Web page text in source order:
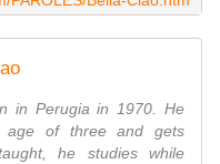
in Perugia in 1970. He
age of three and gets
he studies while